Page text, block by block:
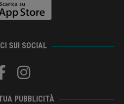
SUI SOCIAL
PUBBLICITÀ